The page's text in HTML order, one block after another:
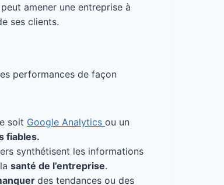
amener une entreprise à
ses clients.
performances de façon
soit Google Analytics ou un
fiables.
synthétisent les informations
santé de l’entreprise.
des tendances ou des